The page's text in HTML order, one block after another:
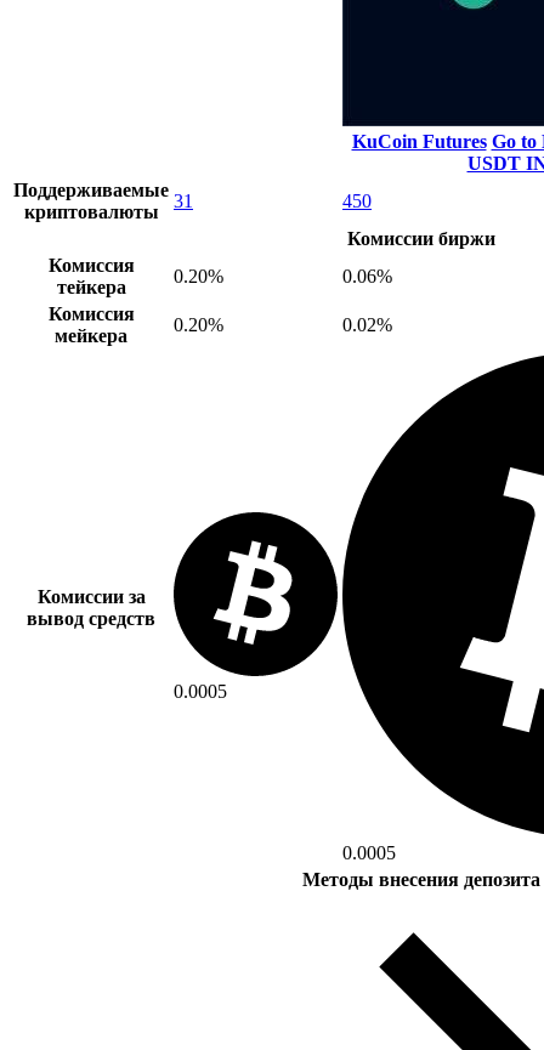
KuCoin Futures Go to
USDT
Поддерживаемые
криптовалюты
31
450
Комиссии биржи
Комиссия
тейкера
0.20%
0.06%
Комиссия
мейкера
0.20% 0.02%
Комиссии за
вывод средств
0.0005
0.0005
Методы внесения депозита